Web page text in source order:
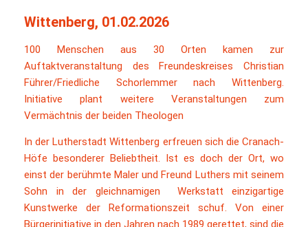
Wittenberg, 01.02.2026
100 Menschen aus 30 Orten kamen zur
Auftaktveranstaltung des Freundeskreises Christian
Führer/Friedliche Schorlemmer nach Wittenberg.
Initiative plant weitere Veranstaltungen zum
Vermächtnis der beiden Theologen
In der Lutherstadt Wittenberg erfreuen sich die Cranach-
Höfe besonderer Beliebtheit. Ist es doch der Ort, wo
einst der berühmte Maler und Freund Luthers mit seinem
Sohn in der gleichnamigen Werkstatt einzigartige
Kunstwerke der Reformationszeit schuf. Von einer
Bürgerinitiative in den Jahren nach 1989 gerettet, sind die